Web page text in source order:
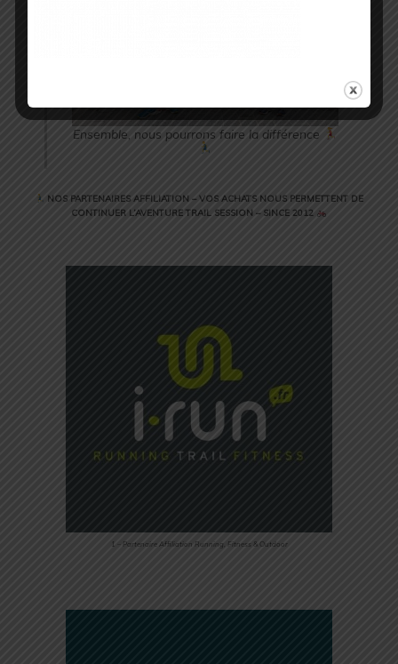
Ensemble, nous pourrons faire la différence
NOS PARTENAIRES AFFILIATION – VOS ACHATS NOUS PERMETTENT DE
CONTINUER L’AVENTURE TRAIL SESSION – SINCE 2012
1 – Partenaire Affiliation Running, Fitness & Outdoor